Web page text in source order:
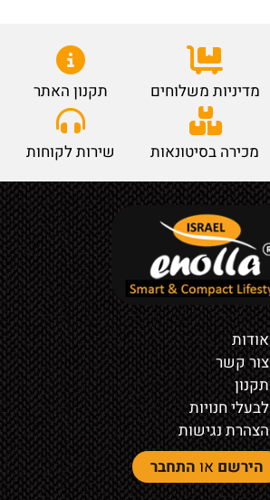
מדיניות משלוחים תקנון האתר
מכירה בסיטונאות שירות לקוחות
אודות
צור קשר
תקנון
לבעלי חנויות
הצהרת נגישות
הירשם או התחבר